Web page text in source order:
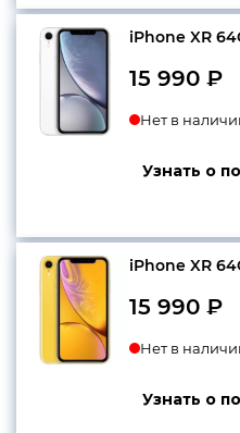
iPhone XR
15 990 ₽
Нет в
Узнать о
iPhone XR
15 990 ₽
Нет в
Узнать о